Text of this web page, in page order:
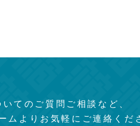
ての ご質問ご相談など、
ムより お気軽にご連絡くだ